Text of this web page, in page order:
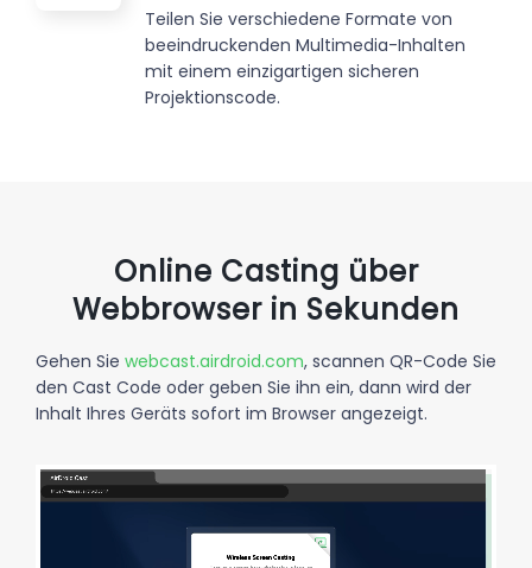
Teilen Sie verschiedene Formate von
beeindruckenden Multimedia-Inhalten
mit einem einzigartigen sicheren
Projektionscode.
Online Casting über
Webbrowser in Sekunden
Gehen Sie webcast.airdroid.com, scannen QR-Code Sie
den Cast Code oder geben Sie ihn ein, dann wird der
Inhalt Ihres Geräts sofort im Browser angezeigt.